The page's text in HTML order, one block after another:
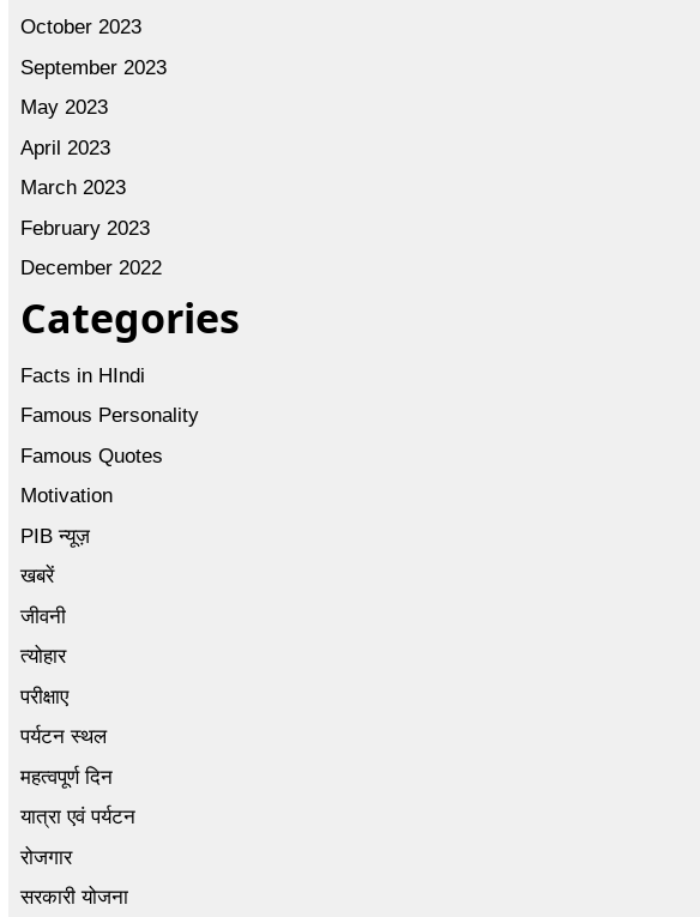
October 2023
September 2023
May 2023
April 2023
March 2023
February 2023
December 2022
Categories
Facts in HIndi
Famous Personality
Famous Quotes
Motivation
PIB न्यूज़
खबरें
जीवनी
त्योहार
परीक्षाए
पर्यटन स्थल
महत्वपूर्ण दिन
यात्रा एवं पर्यटन
रोजगार
सरकारी योजना